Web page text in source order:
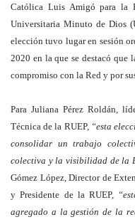
Católica Luis Amigó para la
Universitaria Minuto de Dios
elección tuvo lugar en sesión
2020 en la que se destacó que
compromiso con la Red y por
Para Juliana Pérez Roldán,
Técnica de la RUEP, “esta
consolidar un trabajo
colectiva y la visibilidad de la
Gómez López, Director de
y Presidente de la RUEP,
agregado a la gestión de la